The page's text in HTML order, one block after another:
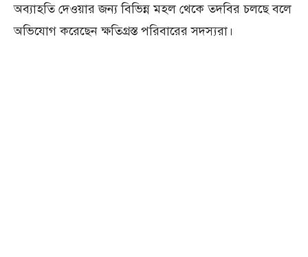
অব্যাহতি দেওয়ার জন্য বিভিন্ন মহল থেকে তদবির চলছে বলে
অভিযোগ করেছেন ক্ষতিগ্রস্ত পরিবারের সদস্যরা।